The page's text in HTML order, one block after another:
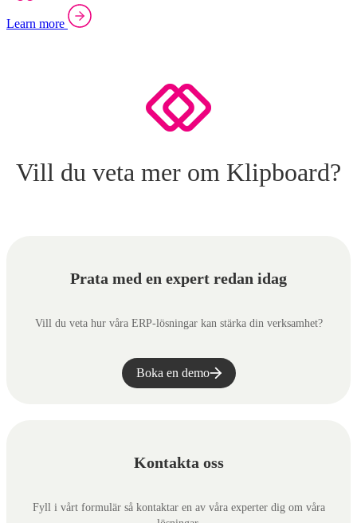
Learn more
Vill du veta mer om Klipboard?
Prata med en expert redan idag
Vill du veta hur våra ERP-lösningar kan stärka din verksamhet?
Boka en demo
Kontakta oss
Fyll i vårt formulär så kontaktar en av våra experter dig om våra